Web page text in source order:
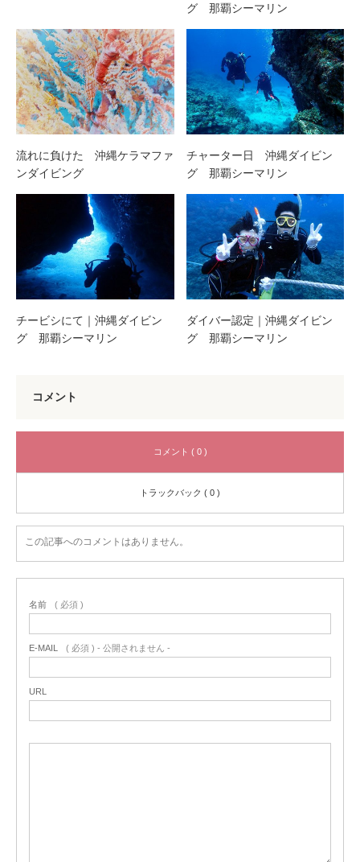
グ 那覇シーマリン
流れに負けた 沖縄ケラマファ
ンダイビング
チャーター日 沖縄ダイビン
グ 那覇シーマリン
チービシにて｜沖縄ダイビン
グ 那覇シーマリン
ダイバー認定｜沖縄ダイビン
グ 那覇シーマリン
コメント
コメント ( 0 )
トラックバック ( 0 )
この記事へのコメントはありません。
名前 ( 必須 )
E-MAIL ( 必須 ) - 公開されません -
URL